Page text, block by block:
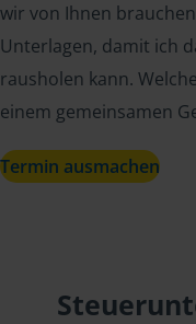
wir von Ihnen
Unterlagen, damit ich
rausholen kann.
einem gemeinsamen
Termin ausmachen